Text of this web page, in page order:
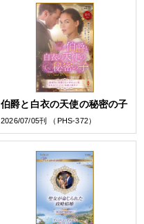
伯爵と白衣の天使の秘密の子
2026/07/05刊 （PHS-372）